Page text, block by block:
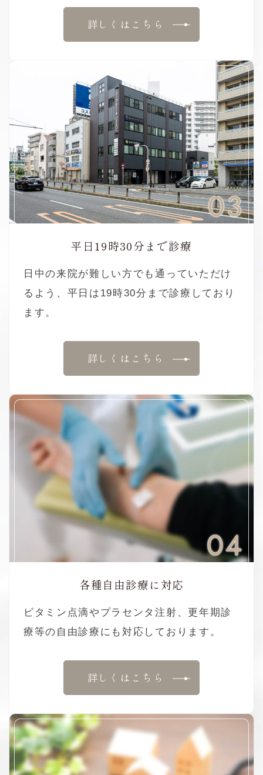
詳しくはこちら
03
平日19時30分まで診療
日中の来院が難しい方でも通っていただけ
るよう、平日は19時30分まで診療しており
ます。
詳しくはこちら
04
各種自由診療に対応
ビタミン点滴やプラセンタ注射、更年期診
療等の自由診療にも対応しております。
詳しくはこちら